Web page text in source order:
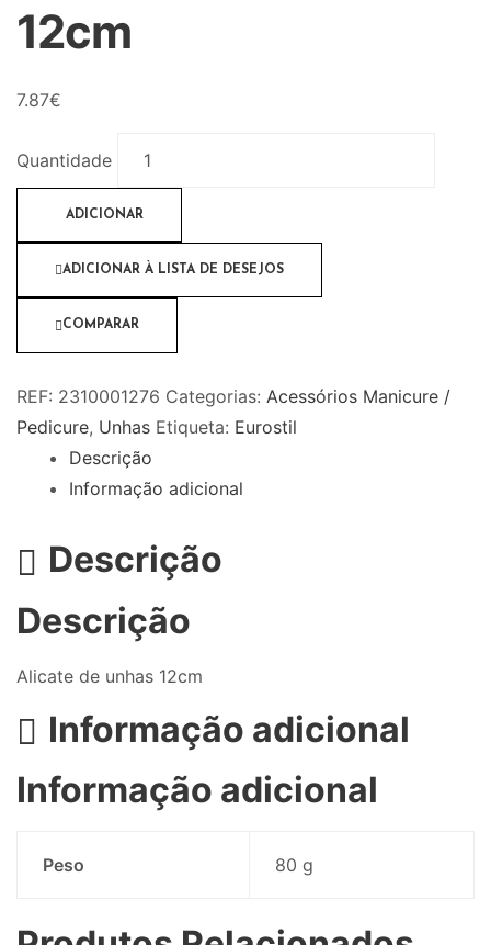
12cm
7.87€
Quantidade
ADICIONAR
ADICIONAR À LISTA DE DESEJOS
COMPARAR
REF: 2310001276 Categorias: Acessórios Manicure /
Pedicure, Unhas Etiqueta: Eurostil
Descrição
Informação adicional
Descrição
Descrição
Alicate de unhas 12cm
Informação adicional
Informação adicional
Peso 80 g